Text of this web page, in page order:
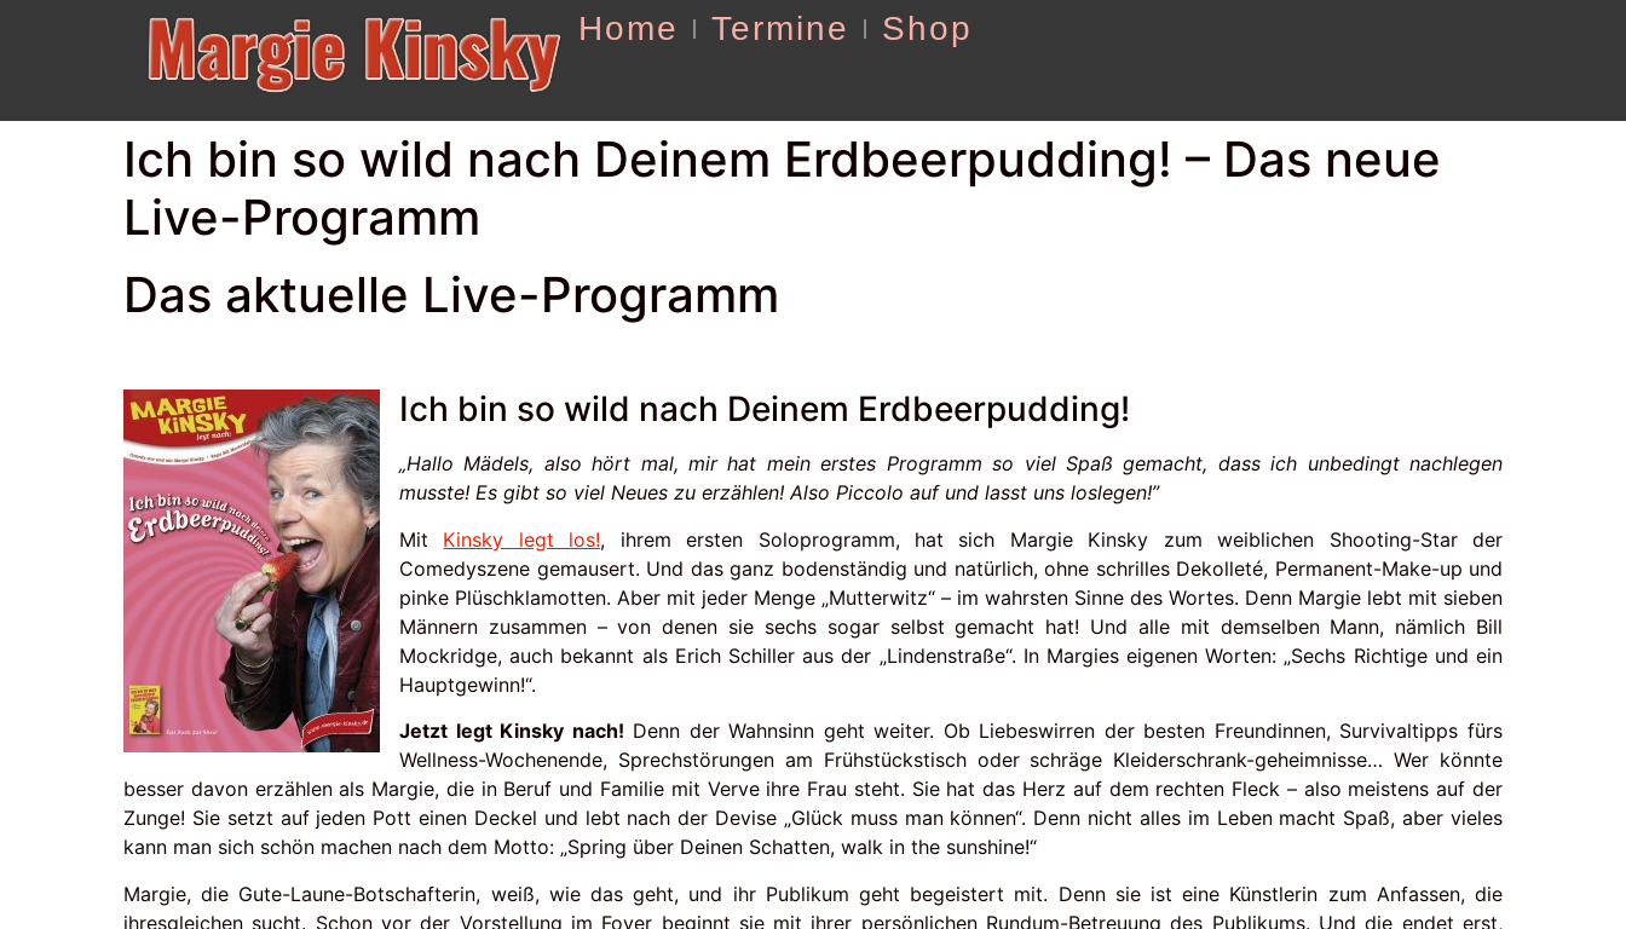
Home Termine Shop
Ich bin so wild nach Deinem Erdbeerpudding! – Das neue
Live-Programm
Das aktuelle Live-Programm
Ich bin so wild nach Deinem Erdbeerpudding!
„Hallo Mädels, also hört mal, mir hat mein erstes Programm so viel Spaß gemacht, dass ich unbedingt nachlegen
musste! Es gibt so viel Neues zu erzählen! Also Piccolo auf und lasst uns loslegen!”
Mit Kinsky legt los!, ihrem ersten Soloprogramm, hat sich Margie Kinsky zum weiblichen Shooting-Star der
Comedyszene gemausert. Und das ganz bodenständig und natürlich, ohne schrilles Dekolleté, Permanent-Make-up und
pinke Plüschklamotten. Aber mit jeder Menge „Mutterwitz“ – im wahrsten Sinne des Wortes. Denn Margie lebt mit sieben
Männern zusammen – von denen sie sechs sogar selbst gemacht hat! Und alle mit demselben Mann, nämlich Bill
Mockridge, auch bekannt als Erich Schiller aus der „Lindenstraße“. In Margies eigenen Worten: „Sechs Richtige und ein
Hauptgewinn!“.
Jetzt legt Kinsky nach! Denn der Wahnsinn geht weiter. Ob Liebeswirren der besten Freundinnen, Survivaltipps fürs
Wellness-Wochenende, Sprechstörungen am Frühstückstisch oder schräge Kleiderschrank-geheimnisse… Wer könnte
besser davon erzählen als Margie, die in Beruf und Familie mit Verve ihre Frau steht. Sie hat das Herz auf dem rechten Fleck – also meistens auf der
Zunge! Sie setzt auf jeden Pott einen Deckel und lebt nach der Devise „Glück muss man können“. Denn nicht alles im Leben macht Spaß, aber vieles
kann man sich schön machen nach dem Motto: „Spring über Deinen Schatten, walk in the sunshine!“
Margie, die Gute-Laune-Botschafterin, weiß, wie das geht, und ihr Publikum geht begeistert mit. Denn sie ist eine Künstlerin zum Anfassen, die
ihresgleichen sucht. Schon vor der Vorstellung im Foyer beginnt sie mit ihrer persönlichen Rundum-Betreuung des Publikums. Und die endet erst,